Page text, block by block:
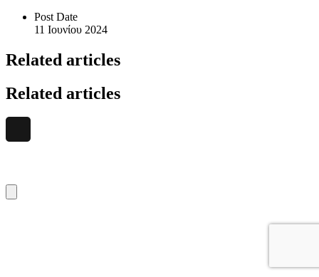
Post Date
11 Ιουνίου 2024
Related articles
Related articles